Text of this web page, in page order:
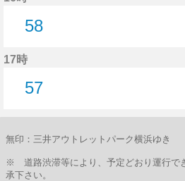
58
17時
57
無印：三井アウトレットパーク横浜ゆき
※ 道路渋滞等により、予定どおり運行で
承下さい。